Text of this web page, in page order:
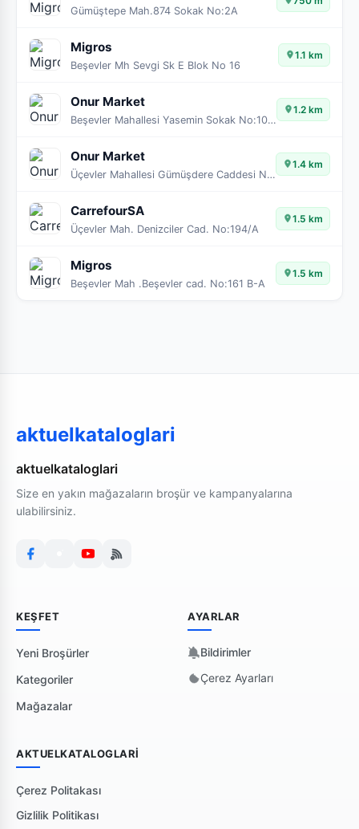
Gümüştepe Mah.874 Sokak No:2A
Migros
Beşevler Mh Sevgi Sk E Blok No 16
1.1 km
Onur Market
Beşevler Mahallesi Yasemin Sokak No:10 16260 Beşevler
1.2 km
Onur Market
Üçevler Mahallesi Gümüşdere Caddesi No:105
1.4 km
CarrefourSA
Üçevler Mah. Denizciler Cad. No:194/A
1.5 km
Migros
Beşevler Mah .Beşevler cad. No:161 B-A
1.5 km
aktuelkataloglari
aktuelkataloglari
Size en yakın mağazaların broşür ve kampanyalarına
ulabilirsiniz.
KEŞFET
Yeni Broşürler
Kategoriler
Mağazalar
AYARLAR
Bildirimler
Çerez Ayarları
AKTUELKATALOGLARI
Çerez Politakası
Gizlilik Politikası